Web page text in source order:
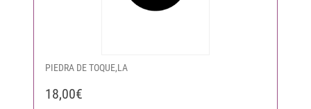
PIEDRA DE TOQUE,LA
18,00€